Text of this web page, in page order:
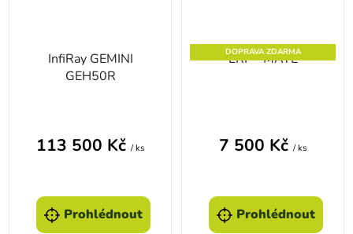
InfiRay GEMINI
GEH50R
113 500 Kč / ks
Prohlédnout
DOPRAVA ZDARMA
LRF - MATE
7 500 Kč / ks
Prohlédnout